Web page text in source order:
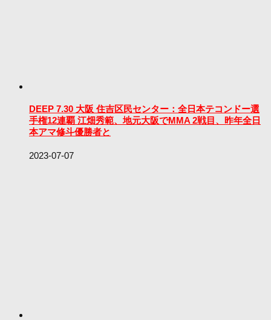
DEEP 7.30 大阪 住吉区民センター：全日本テコンドー選
手権12連覇 江畑秀範、地元大阪でMMA 2戦目、昨年全日
本アマ修斗優勝者と
2023-07-07